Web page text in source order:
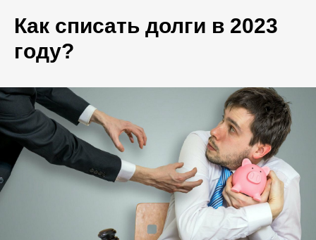
Как списать долги в 2023
году?